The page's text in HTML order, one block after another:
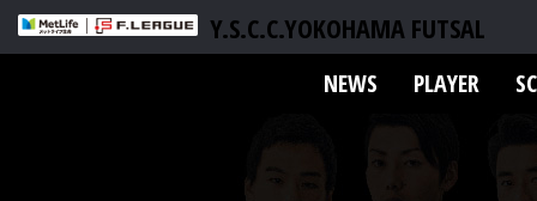
Y.S.C.C.YOKOHAMA FUTSAL
NEWS PLAYER